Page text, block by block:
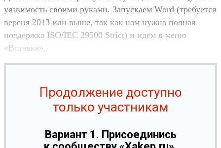
уязвимость своими руками. Запускаем Word (требуется
версия 2013 или выше, так как нам нужна полная
поддержка ISO/IEC 29500 Strict) и идем в меню
«Вставка».
Продолжение доступно
только участникам
Вариант 1. Присоединись